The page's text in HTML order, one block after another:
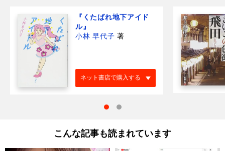
『くたばれ地下アイド
ル』
小林 早代子 著
ネット書店で購入する
こんな記事も読まれています